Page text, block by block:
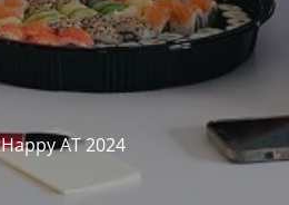
AT 2024